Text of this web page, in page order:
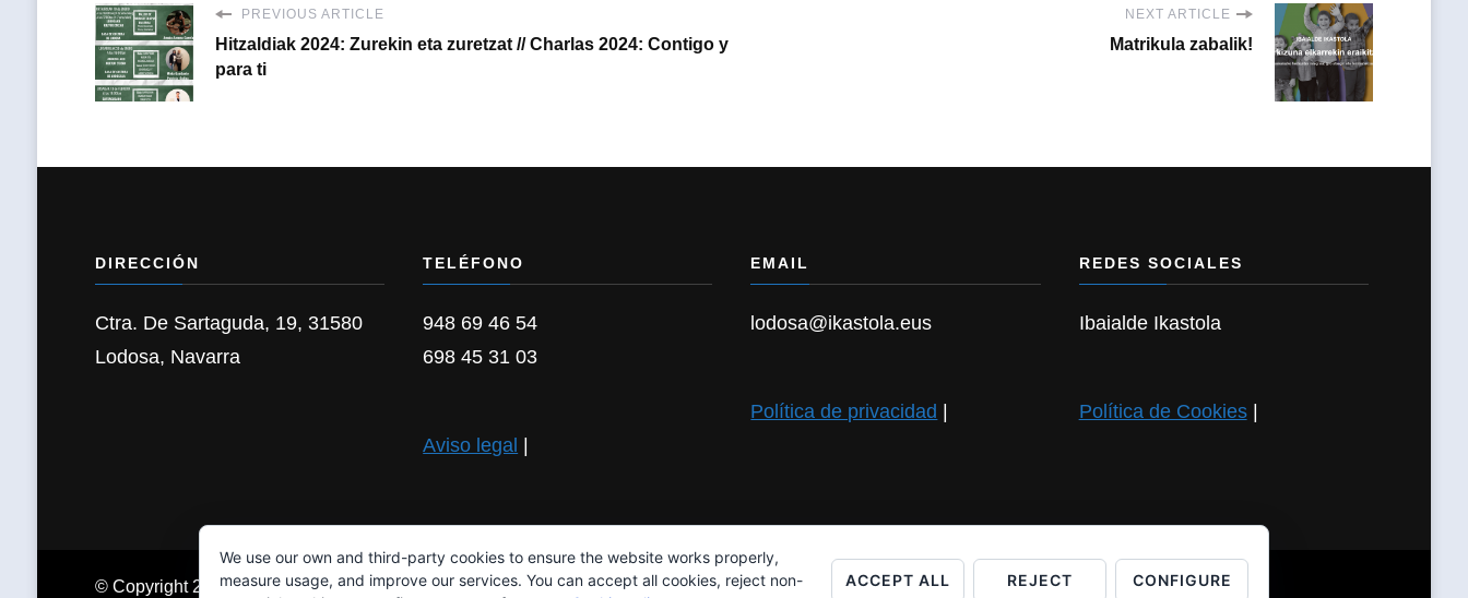
PREVIOUS ARTICLE
Hitzaldiak 2024: Zurekin eta zuretzat // Charlas 2024: Contigo y
para ti
NEXT ARTICLE
Matrikula zabalik!
DIRECCIÓN
Ctra. De Sartaguda, 19, 31580
Lodosa, Navarra
TELÉFONO
948 69 46 54
698 45 31 03
Aviso legal
EMAIL
lodosa@ikastola.eus
Política de privacidad
REDES SOCIALES
Ibaialde Ikastola
Política de Cookies|
© Copyright 2026IBAIALDE IKASTOLA. All Rights Reserved. Chic Lite |
We use our own and third-party cookies to ensure the website works properly,
measure usage, and improve our services. You can accept all cookies, reject non-
ACCEPT ALL REJECT CONFIGURE